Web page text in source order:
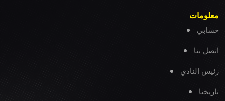
معلومات
حسابي
اتصل بنا
رئيس النادي
تاريخنا